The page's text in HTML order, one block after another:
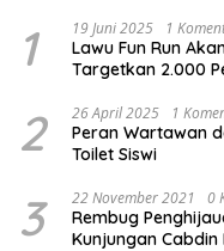
1 19 Juni 2025 1
Lawu Fun Run
Targetkan 2.000
2 26 April 2025 1
Peran Wartawan
Toilet Siswi
3 22 November 2021 0
Rembug
Kunjungan